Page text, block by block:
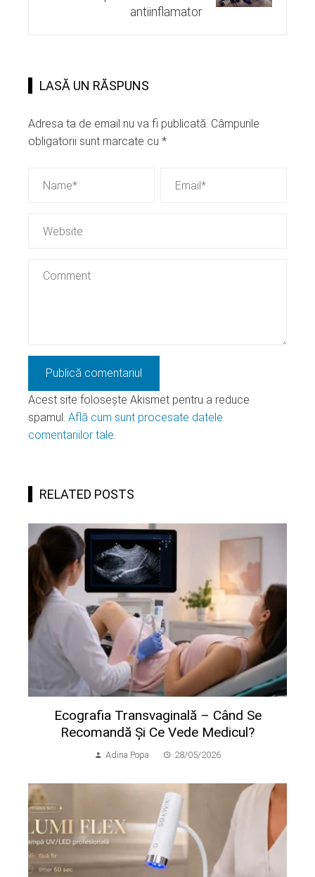
antiinflamator
LASĂ UN RĂSPUNS
Adresa ta de email nu va fi publicată. Câmpurile
obligatorii sunt marcate cu *
Acest site folosește Akismet pentru a reduce
spamul. Află cum sunt procesate datele
comentariilor tale.
RELATED POSTS
Ecografia Transvaginală – Când Se
Recomandă Și Ce Vede Medicul?
Adina Popa 28/05/2026